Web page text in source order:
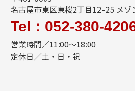
名古屋市東区東桜2丁目12–25 メゾ
Tel：052-380-
営業時間／11:00〜18:00
定休日／土・日・祝